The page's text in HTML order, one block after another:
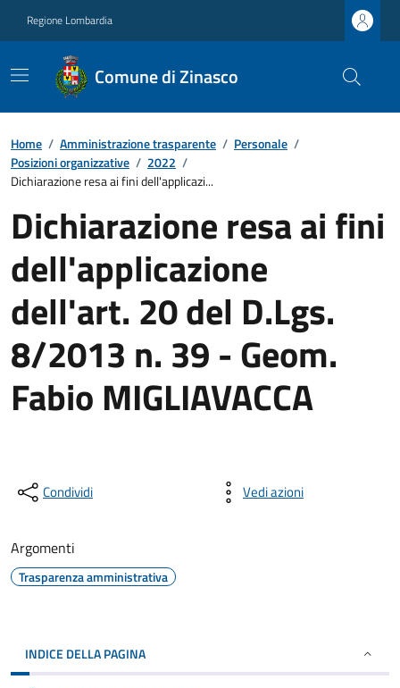
Regione Lombardia
Comune di Zinasco
Home / Amministrazione trasparente / Personale /
Posizioni organizzative / 2022 /
Dichiarazione resa ai fini dell'applicazi...
Dichiarazione resa ai fini
dell'applicazione
dell'art. 20 del D.Lgs.
8/2013 n. 39 - Geom.
Fabio MIGLIAVACCA
Condividi Vedi azioni
Argomenti
Trasparenza amministrativa
INDICE DELLA PAGINA